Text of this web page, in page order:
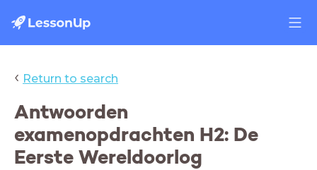
‹ Return to search
Antwoorden
examenopdrachten H2: De
Eerste Wereldoorlog